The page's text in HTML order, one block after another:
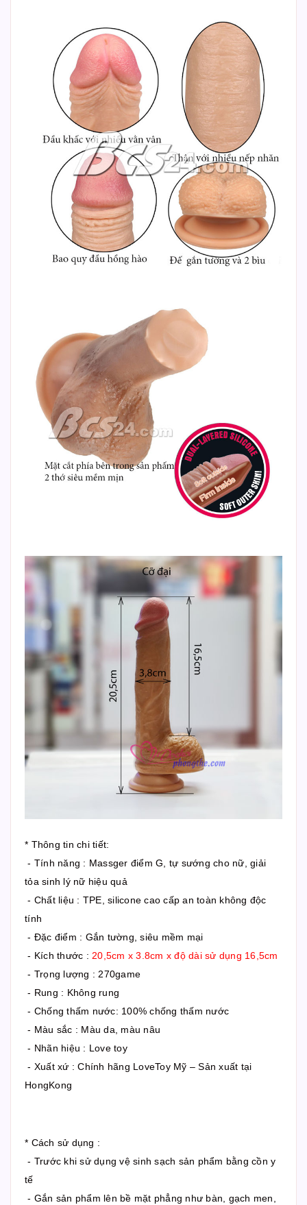
* Thông tin chi tiết:
- Tính năng : Massger điểm G, tự sướng cho nữ, giải
tỏa sinh lý nữ hiệu quả
- Chất liệu : TPE, silicone cao cấp an toàn không độc
tính
- Đặc điểm : Gắn tường, siêu mềm mại
- Kích thước : 20,5cm x 3.8cm x độ dài sử dụng 16,5cm
- Trọng lượng : 270game
- Rung : Không rung
- Chống thấm nước: 100% chống thấm nước
- Màu sắc : Màu da, màu nâu
- Nhãn hiệu : Love toy
- Xuất xứ : Chính hãng LoveToy Mỹ – Sản xuất tại
HongKong
* Cách sử dụng :
- Trước khi sử dụng vệ sinh sạch sản phẩm bằng cồn y
tế
- Gắn sản phẩm lên bề mặt phẳng như bàn, gạch men,